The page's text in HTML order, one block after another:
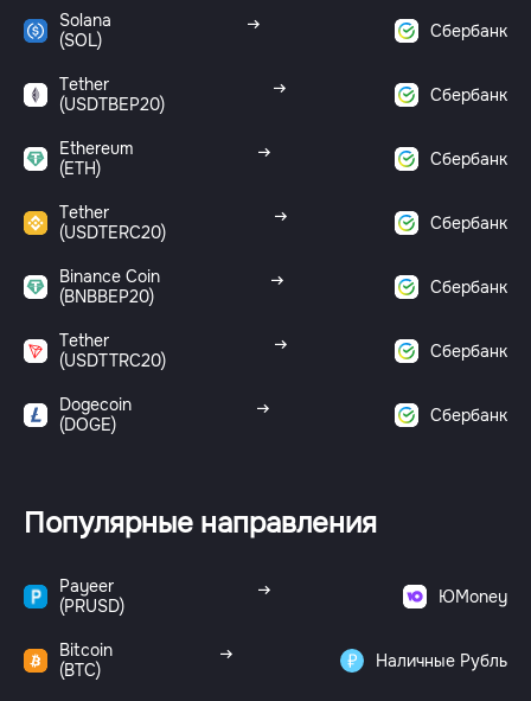
Solana
(SOL)
Сбербанк
Tether
(USDTBEP20)
Сбербанк
Ethereum
(ETH)
Сбербанк
Tether
(USDTERC20)
Сбербанк
Binance Coin
(BNBBEP20)
Сбербанк
Tether
(USDTTRC20)
Сбербанк
Dogecoin
(DOGE)
Сбербанк
Популярные направления
Payeer
(PRUSD)
ЮMoney
Bitcoin
(BTC)
Наличные Рубль